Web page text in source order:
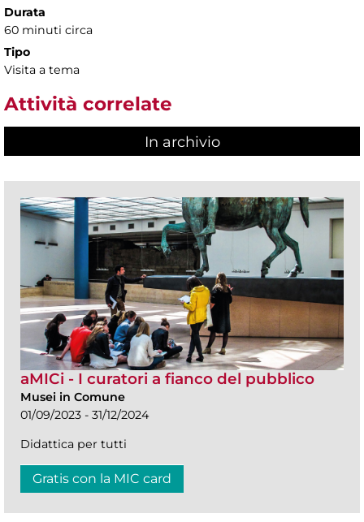
Durata
60 minuti circa
Tipo
Visita a tema
Attività correlate
In archivio
aMICi - I curatori a fianco del pubblico
Musei in Comune
01/09/2023 - 31/12/2024
Didattica per tutti
Gratis con la MIC card